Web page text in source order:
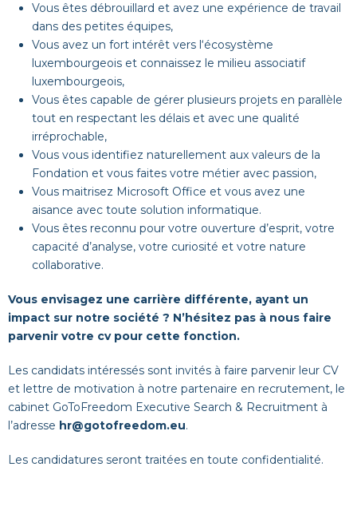
Vous êtes débrouillard et avez une expérience de travail
dans des petites équipes,
Vous avez un fort intérêt vers l‘écosystème
luxembourgeois et connaissez le milieu associatif
luxembourgeois,
Vous êtes capable de gérer plusieurs projets en parallèle
tout en respectant les délais et avec une qualité
irréprochable,
Vous vous identifiez naturellement aux valeurs de la
Fondation et vous faites votre métier avec passion,
Vous maitrisez Microsoft Office et vous avez une
aisance avec toute solution informatique.
Vous êtes reconnu pour votre ouverture d’esprit, votre
capacité d’analyse, votre curiosité et votre nature
collaborative.
Vous envisagez une carrière différente, ayant un
impact sur notre société ? N’hésitez pas à nous faire
parvenir votre cv pour cette fonction.
Les candidats intéressés sont invités à faire parvenir leur CV
et lettre de motivation à notre partenaire en recrutement, le
cabinet GoToFreedom Executive Search & Recruitment à
l’adresse hr@gotofreedom.eu.
Les candidatures seront traitées en toute confidentialité.